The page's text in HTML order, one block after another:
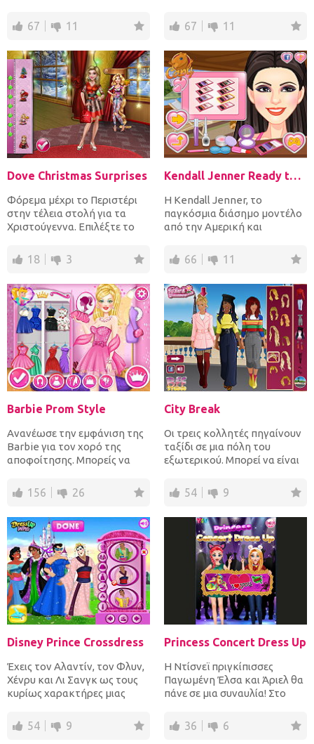
δωματί...
67 11 67 11
Dove Christmas Surprises
Φόρεμα μέχρι το Περιστέρι
στην τέλεια στολή για τα
Χριστούγεννα. Επιλέξτε το
18 3
Kendall Jenner Ready to Date
Η Kendall Jenner, το
παγκόσμια διάσημο μοντέλο
από την Αμερική και
τηλεόρασης, έχ...
66 11
Barbie Prom Style
Ανανέωσε την εμφάνιση της
Barbie για τον χορό της
αποφοίτησης. Μπορείς να
156 26
City Break
Οι τρεις κολλητές πηγαίνουν
ταξίδι σε μια πόλη του
εξωτερικού. Μπορεί να είναι
54 9
Disney Prince Crossdress
Έχεις τον Αλαντίν, τον Φλυν,
Χένρυ και Λι Σανγκ ως τους
κυρίως χαρακτήρες μιας
54 9
Princess Concert Dress Up
Η Ντίσνεϊ πριγκίπισσες
Παγωμένη Έλσα και Άριελ θα
πάνε σε μια συναυλία! Στο
36 6